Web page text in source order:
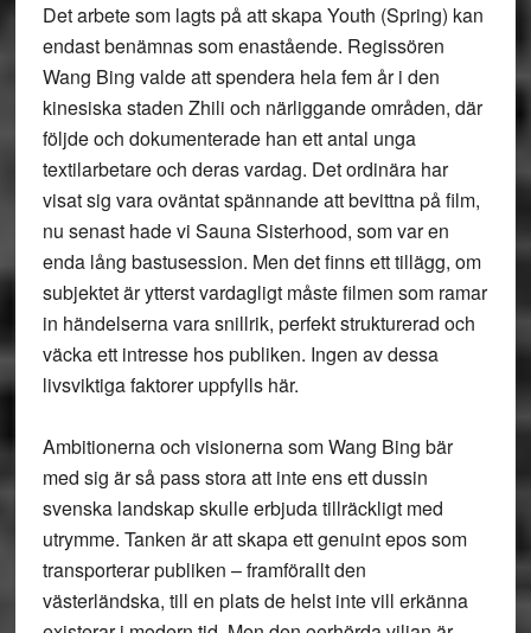
Det arbete som lagts på att skapa Youth (Spring) kan
endast benämnas som enastående. Regissören
Wang Bing valde att spendera hela fem år i den
kinesiska staden Zhili och närliggande områden, där
följde och dokumenterade han ett antal unga
textilarbetare och deras vardag. Det ordinära har
visat sig vara oväntat spännande att bevittna på film,
nu senast hade vi Sauna Sisterhood, som var en
enda lång bastusession. Men det finns ett tillägg, om
subjektet är ytterst vardagligt måste filmen som ramar
in händelserna vara snillrik, perfekt strukturerad och
väcka ett intresse hos publiken. Ingen av dessa
livsviktiga faktorer uppfylls här.
Ambitionerna och visionerna som Wang Bing bär
med sig är så pass stora att inte ens ett dussin
svenska landskap skulle erbjuda tillräckligt med
utrymme. Tanken är att skapa ett genuint epos som
transporterar publiken – framförallt den
västerländska, till en plats de helst inte vill erkänna